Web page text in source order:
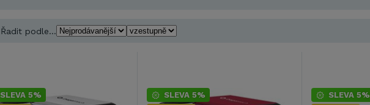
Řadit podle...
SLEVA 5%
SLEVA 5%
SLEVA 5%